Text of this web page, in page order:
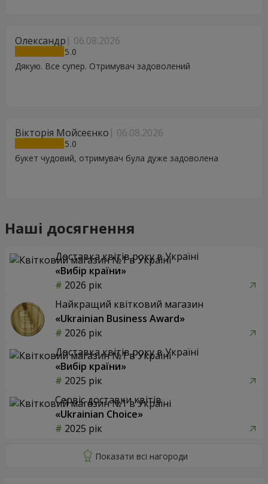
Олександр 06.08.2026
5
Дякую. Все супер. Отримувач задоволений
Вікторія Мойсеєнко 06.08.2026
5
букет чудовий, отримувач була дуже задоволена
Наші досягнення
Доставка квітів року в Україні
«Вибір країни»
2026 рік
Найкращий квітковий магазин
«Ukrainian Business Award»
2026 рік
Доставка квітів року в Україні
«Вибір країни»
2025 рік
Сервіс доставки квітів
«Ukrainian Choice»
2025 рік